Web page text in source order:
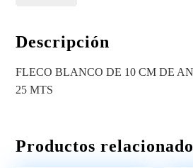
Descripción
FLECO BLANCO DE 10 CM DE
25 MTS
Productos